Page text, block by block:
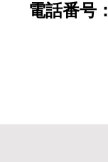
電話番号